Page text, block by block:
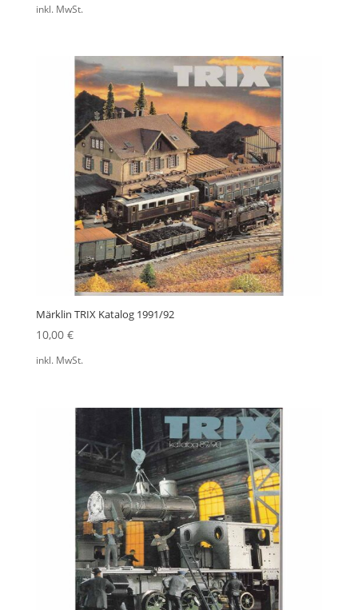
inkl. MwSt.
Märklin TRIX Katalog 1991/92
10,00 €
inkl. MwSt.